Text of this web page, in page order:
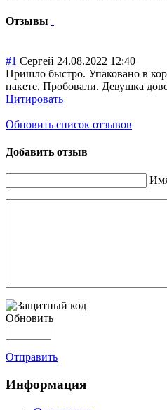
Отзывы
#1 Сергей 24.08.2022 12:40
Пришло быстро. Упаковано в
пакете. Пробовали. Девушка
Цитировать
Обновить список отзывов
Добавить отзыв
Обновить
Отправить
Информация